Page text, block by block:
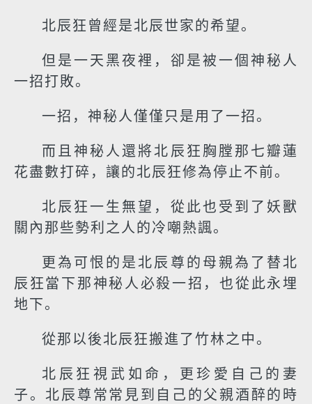
北辰狂曾經是北辰世家的希望。
但是一天黑夜裡，卻是被一個神秘人
一招打敗。
一招，神秘人僅僅只是用了一招。
而且神秘人還將北辰狂胸膛那七瓣蓮
花盡數打碎，讓的北辰狂修為停止不前。
北辰狂一生無望，從此也受到了妖獸
關內那些勢利之人的冷嘲熱諷。
更為可恨的是北辰尊的母親為了替北
辰狂當下那神秘人必殺一招，也從此永埋
地下。
從那以後北辰狂搬進了竹林之中。
北辰狂視武如命，更珍愛自己的妻
子。北辰尊常常見到自己的父親酒醉的時